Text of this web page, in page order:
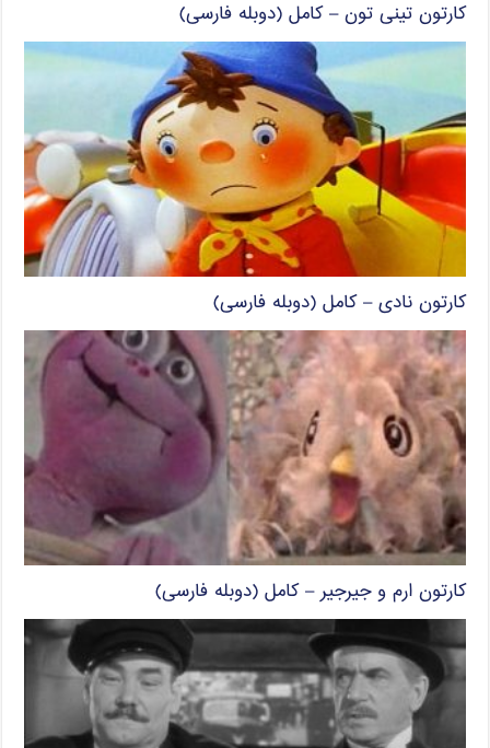
کارتون تینی تون – کامل (دوبله فارسی)
کارتون نادی – کامل (دوبله فارسی)
کارتون ارم و جیرجیر – کامل (دوبله فارسی)